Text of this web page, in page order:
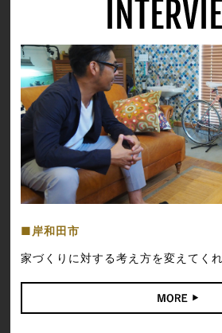
岸和田市
家づくりに対する考え方を変えてくれ